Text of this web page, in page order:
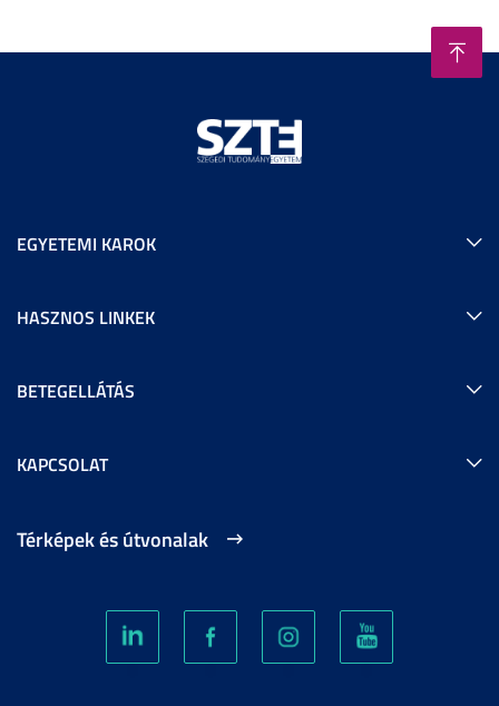
EGYETEMI KAROK
HASZNOS LINKEK
BETEGELLÁTÁS
KAPCSOLAT
Térképek és útvonalak